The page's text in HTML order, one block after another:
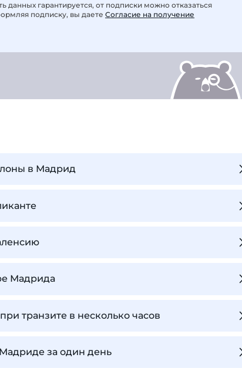
данных гарантируется, от подписки можно отказаться
подписку, вы даете Согласие на получение
в Мадрид
Мадрида
транзите в несколько часов
за один день